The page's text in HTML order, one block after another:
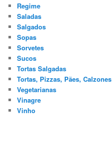
Regime
Saladas
Salgados
Sopas
Sorvetes
Sucos
Tortas Salgadas
Tortas, Pizzas, Pães, Calzones
Vegetarianas
Vinagre
Vinho